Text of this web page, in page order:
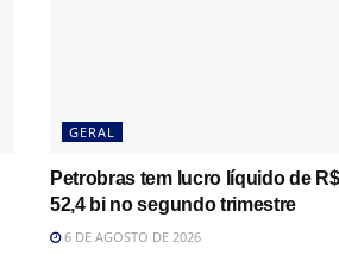
GERAL
Petrobras tem lucro líquido de R$
52,4 bi no segundo trimestre
6 DE AGOSTO DE 2026